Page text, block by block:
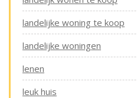
landelijke woning te koop
landelijke woningen
lenen
leuk huis